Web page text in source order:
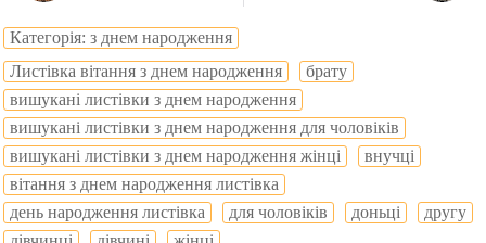
Категорія: з днем народження
Листівка вітання з днем народження
брату
вишукані листівки з днем народження
вишукані листівки з днем народження для чоловіків
вишукані листівки з днем народження жінці
внучці
вітання з днем народження листівка
день народження листівка
для чоловіків доньці
другу